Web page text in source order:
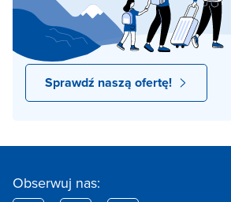
Sprawdź naszą ofertę!
Obserwuj nas: